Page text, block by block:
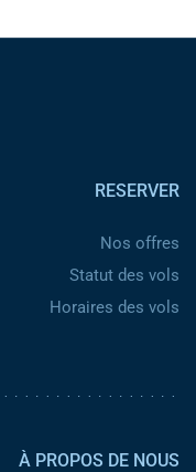
RESERVER
Nos offres
Statut des vols
Horaires des vols
À PROPOS DE NOUS